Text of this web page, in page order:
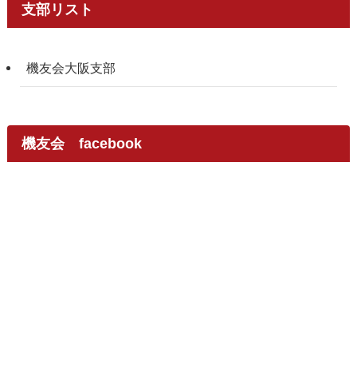
支部リスト
機友会大阪支部
機友会 facebook